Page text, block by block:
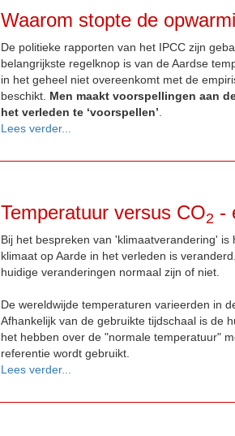
Waarom stopte de
De politieke rapporten van het IPCC zijn
belangrijkste regelknop is van de Aardse
in het geheel niet overeenkomt met de
beschikt. Men maakt voorspellingen aan
het verleden te ‘voorspellen’
Lees verder...
Temperatuur versus CO2 -
Bij het bespreken van 'klimaatverandering'
klimaat op Aarde in het verleden is
huidige veranderingen normaal zijn of niet.
De wereldwijde temperaturen varieerden in
Afhankelijk van de gebruikte tijdschaal is de
het hebben over de "normale temperatuur"
referentie wordt gebruikt.
Lees verder...